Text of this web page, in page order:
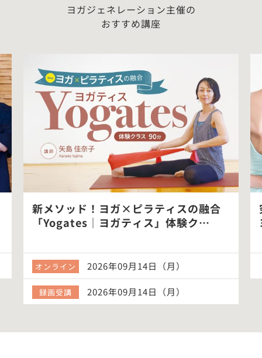
ヨガジェネレーション主催の
おすすめ講座
新メソッド！ヨガ×ピラティスの融合
「Yogates｜ヨガティス」体験ク…
オンライン 2026年09月14日（月）
録画受講 2026年09月14日（月）